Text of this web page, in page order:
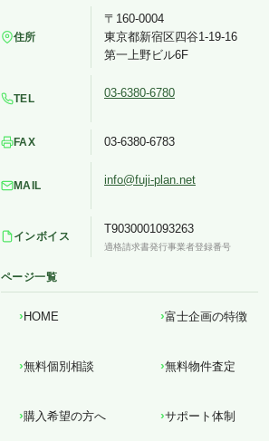
住所
〒160-0004
東京都新宿区四谷1-19-16
第一上野ビル6F
TEL 03-6380-6780
FAX 03-6380-6783
MAIL info@fuji-plan.net
インボイス
T9030001093263
適格請求書発行事業者登録番号
ページ一覧
HOME 富士企画の特徴
無料個別相談 無料物件査定
購入希望の方へ サポート体制